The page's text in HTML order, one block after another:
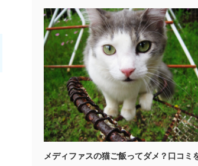
メディファスの猫ご飯ってダメ？口コミ